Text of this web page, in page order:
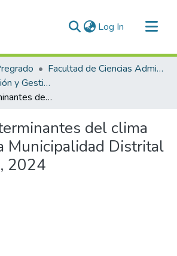
Log In (current)
Facultad de Ciencias Administrativas
E.P. Administración y Gestión Pública
Factores determinantes del clima laboral en la Municipalidad Distrital de Caracoto, 2024
del clima
Municipalidad Distrital
2024